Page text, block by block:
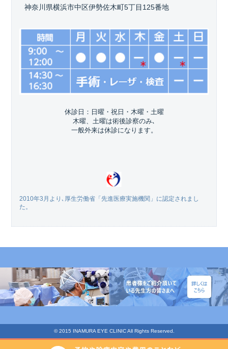
神奈川県横浜市中区伊勢佐木町5丁目125番地
休診日：日曜・祝日・木曜・土曜
木曜、土曜は術後診察のみ､
一般外来は休診になります。
2010年3月より､厚生労働省「先進医療実施機関」に認定されまし
た。
© 2015 INAMURA EYE CLINIC All Rights Reserved.